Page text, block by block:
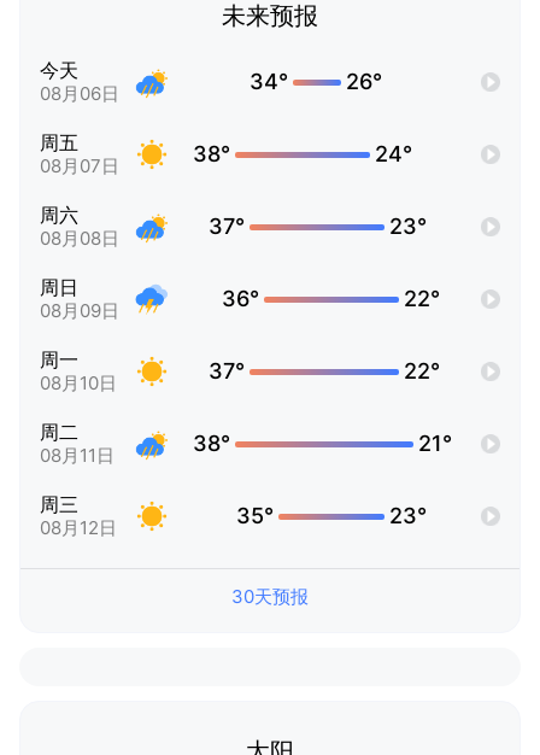
未来预报
今天
08月06日 34° 26°
周五
08月07日 38° 24°
周六
08月08日 37° 23°
周日
08月09日 36° 22°
周一
08月10日 37° 22°
周二
08月11日 38° 21°
周三
08月12日 35° 23°
30天预报